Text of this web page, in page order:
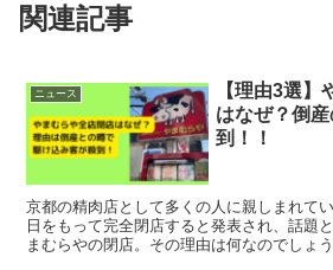
関連記事
ニュース
【理由3選】
はなぜ？倒
到！！
京都の精肉店として多くの人に親しまれて
日をもって完全閉店すると発表され、話題
まむらやの閉店。その理由は何なのでしょ